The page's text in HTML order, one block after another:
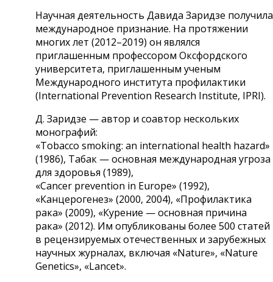
Научная деятельность Давида Заридзе получила
международное признание. На протяжении
многих лет (2012–2019) он являлся
приглашенным профессором Оксфордского
университета, приглашенным ученым
Международного института профилактики
(International Prevention Research Institute, IPRI).
Д. Заридзе — автор и соавтор нескольких
монографий:
«Tobacco smoking: an international health hazard»
(1986), Табак — основная международная угроза
для здоровья (1989),
«Cancer prevention in Europe» (1992),
«Канцерогенез» (2000, 2004), «Профилактика
рака» (2009), «Курение — основная причина
рака» (2012). Им опубликованы более 500 статей
в рецензируемых отечественных и зарубежных
научных журналах, включая «Nature», «Nature
Genetics», «Lancet».